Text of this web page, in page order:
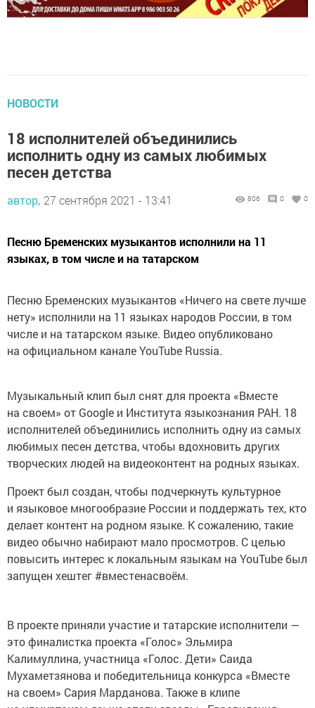
18 исполнителей объединились
исполнить одну из самых любимых
песен детства
языках, в том числе и на татарском
нету» исполнили на 11 языках народов России, в том
числе и на татарском языке. Видео опубликовано
на официальном канале YouTube Russia.
на своем» от Google и Института языкознания РАН. 18
исполнителей объединились исполнить одну из самых
любимых песен детства, чтобы вдохновить других
творческих людей на видеоконтент на родных языках.
и языковое многообразие России и поддержать тех, кто
делает контент на родном языке. К сожалению, такие
видео обычно набирают мало просмотров. С целью
повысить интерес к локальным языкам на YouTube был
запущен хештег #вместенасвоём.
это финалистка проекта «Голос» Эльмира
Калимуллина, участница «Голос. Дети» Саида
Мухаметзянова и победительница конкурса «Вместе
на своем» Сария Марданова. Также в клипе
на удмуртском языке спели звезды «Евровидения